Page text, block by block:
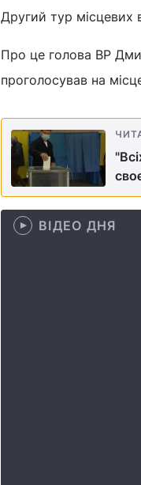
Другий тур місцевих
Про це голова ВР
проголосував на
ВІДЕО ДНЯ